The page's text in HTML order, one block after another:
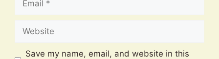
Website
Save my name, email, and website in this